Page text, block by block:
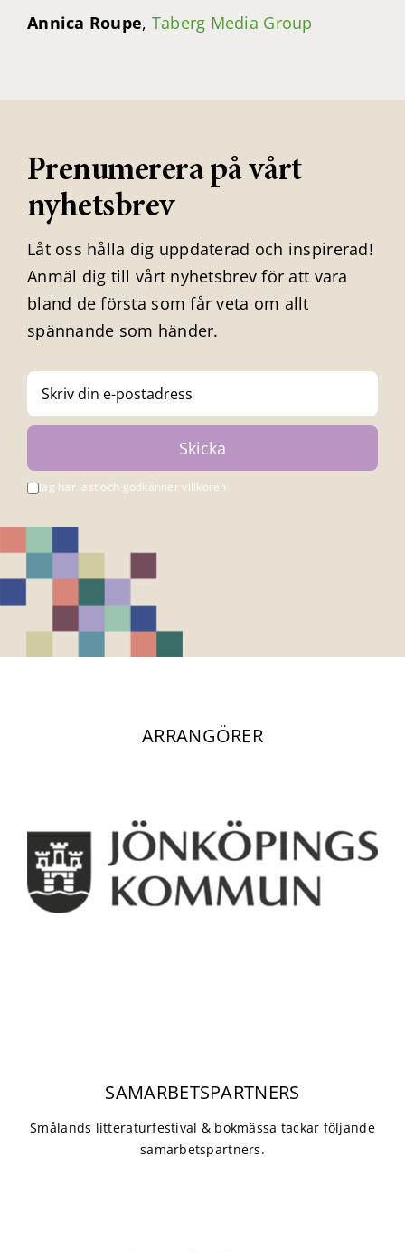
Annica Roupe, Taberg Media Group
Prenumerera på vårt
nyhetsbrev
Låt oss hålla dig uppdaterad och inspirerad!
Anmäl dig till vårt nyhetsbrev för att vara
bland de första som får veta om allt
spännande som händer.
Jag har läst och godkänner villkoren
ARRANGÖRER
SAMARBETSPARTNERS
Smålands litteraturfestival & bokmässa tackar följande
samarbetspartners.